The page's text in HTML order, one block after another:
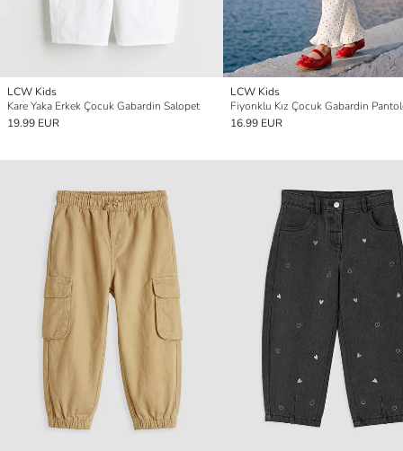
LCW Kids
Kare Yaka Erkek Çocuk Gabardin Salopet
19.99 EUR
LCW Kids
Fiyonklu Kız Çocuk Gabardin
16.99 EUR